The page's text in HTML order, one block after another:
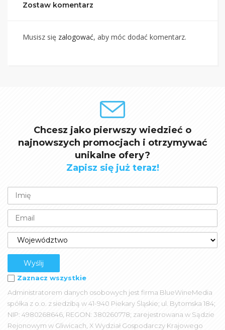
Zostaw komentarz
Musisz się zalogować, aby móc dodać komentarz.
Chcesz jako pierwszy wiedzieć o
najnowszych promocjach i otrzymywać
unikalne ofery?
Zapisz się już teraz!
Zaznacz wszystkie
Administratorem danych osobowych jest firma BlueWineMedia
spółka z o.o. z siedzibą w 41-940 Piekary Śląskie; ul. Bytomska 184;
NIP: 4980268646, REGON: 380260778; zarejestrowana w Sądzie
Rejonowym w Gliwicach, X Wydział Gospodarczy Krajowego